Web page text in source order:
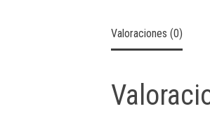
Valoraciones (0)